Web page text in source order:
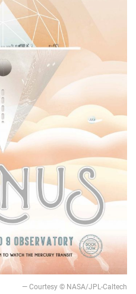
— Courtesy © NASA/JPL-Caltech